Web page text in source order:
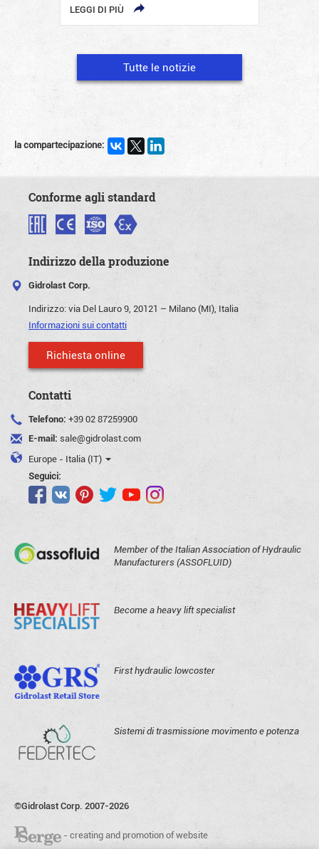
LEGGI DI PIÙ
Tutte le notizie
la compartecipazione:
Conforme agli standard
Indirizzo della produzione
Gidrolast Corp.
Indirizzo:via Del Lauro 9, 20121 – Milano (MI), Italia
Informazioni sui contatti
Richiesta online
Contatti
Telefono: +39 02 87259900
E-mail: sale@gidrolast.com
Europe - Italia (IT)
Seguici:
Member of the Italian Association of Hydraulic
Manufacturers (ASSOFLUID)
Become a heavy lift specialist
First hydraulic lowcoster
Sistemi di trasmissione movimento e potenza
©Gidrolast Corp. 2007-2026
- creating and promotion of website